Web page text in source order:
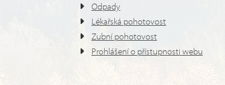
Odpady
Lékařská pohotovost
Zubní pohotovost
Prohlášení o přístupnosti webu